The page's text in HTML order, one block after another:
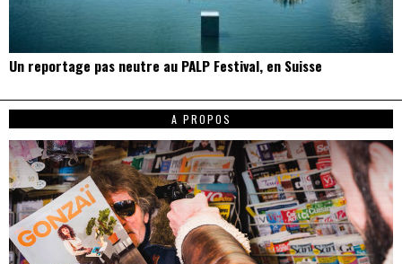
Un reportage pas neutre au PALP Festival, en Suisse
A PROPOS